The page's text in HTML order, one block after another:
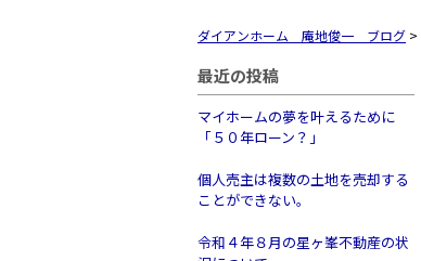
ダイアンホーム 庵地俊一 ブログ >
最近の投稿
マイホームの夢を叶えるために
「５０年ローン？」
個人売主は複数の土地を売却する
ことができない。
令和４年８月の星ヶ峯不動産の状